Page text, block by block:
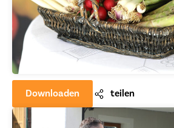
Downloaden teilen